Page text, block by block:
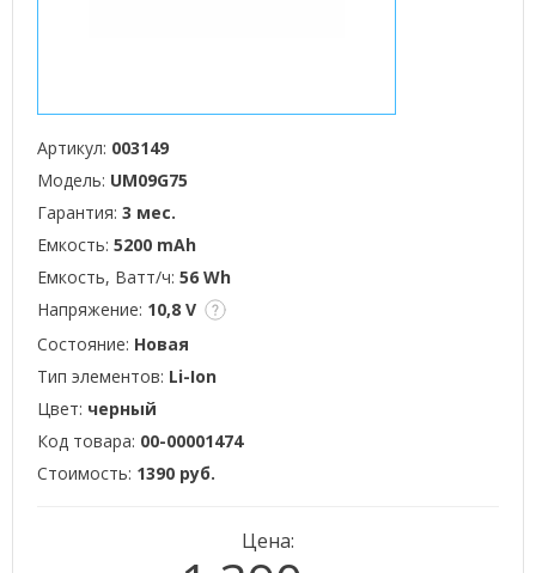
Артикул: 003149
Модель: UM09G75
Гарантия: 3 мес.
Емкость: 5200 mAh
Емкость, Ватт/ч: 56 Wh
Напряжение: 10,8 V
Состояние: Новая
Тип элементов: Li-Ion
Цвет: черный
Код товара: 00-00001474
Стоимость: 1390 руб.
Цена: